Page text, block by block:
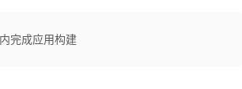
完成应用构建